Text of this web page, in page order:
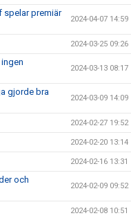
spelar premiär
2024-04-07 14:59
2024-03-25 09:26
2024-03-13 08:17
gjorde bra
2024-03-09 14:09
2024-02-27 19:52
2024-02-20 13:14
2024-02-16 13:31
och
2024-02-09 09:52
2024-02-08 10:51